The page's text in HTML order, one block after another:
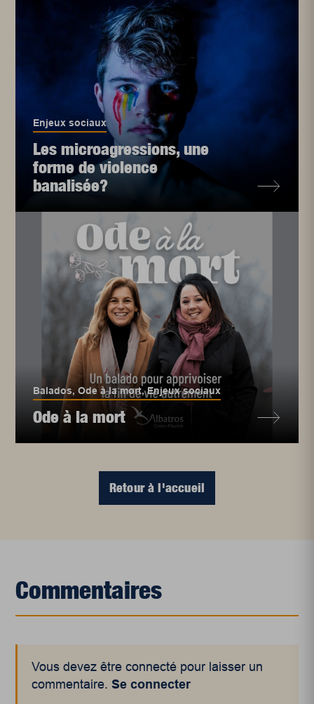
Enjeux sociaux
Les microagressions, une
forme de violence
banalisée?
Balados,Ode à la mort,Enjeux sociaux
Ode à la mort
Retour à l'accueil
Commentaires
Vous devez être connecté pour laisser un
commentaire.Se connecter